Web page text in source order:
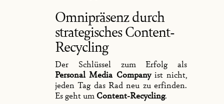
Omnipräsenz durch
strategisches Content-
Recycling
Der Schlüssel zum Erfolg als
Personal Media Companyist nicht,
jeden Tag das Rad neu zu erfinden.
Es geht um Content-Recycling.